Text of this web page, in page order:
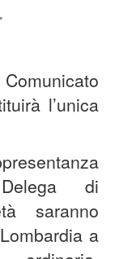
l’unica
di
saranno
a